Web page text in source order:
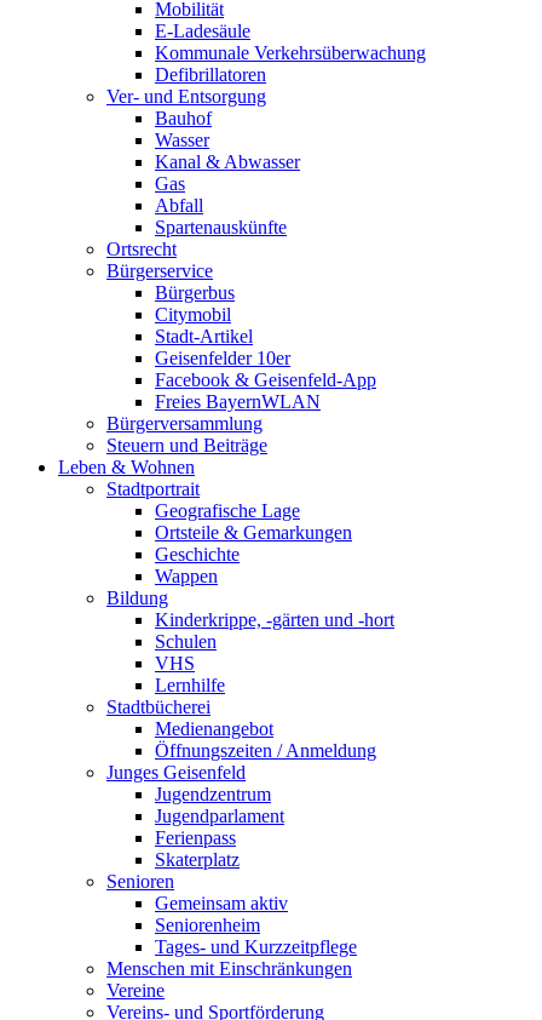
Mobilität
E-Ladesäule
Kommunale Verkehrsüberwachung
Defibrillatoren
Ver- und Entsorgung
Bauhof
Wasser
Kanal & Abwasser
Gas
Abfall
Spartenauskünfte
Ortsrecht
Bürgerservice
Bürgerbus
Citymobil
Stadt-Artikel
Geisenfelder 10er
Facebook & Geisenfeld-App
Freies BayernWLAN
Bürgerversammlung
Steuern und Beiträge
Leben & Wohnen
Stadtportrait
Geografische Lage
Ortsteile & Gemarkungen
Geschichte
Wappen
Bildung
Kinderkrippe, -gärten und -hort
Schulen
VHS
Lernhilfe
Stadtbücherei
Medienangebot
Öffnungszeiten / Anmeldung
Junges Geisenfeld
Jugendzentrum
Jugendparlament
Ferienpass
Skaterplatz
Senioren
Gemeinsam aktiv
Seniorenheim
Tages- und Kurzzeitpflege
Menschen mit Einschränkungen
Vereine
Vereins- und Sportförderung